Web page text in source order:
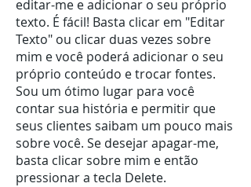
editar-me e adicionar o seu próprio
texto. É fácil! Basta clicar em "Editar
Texto" ou clicar duas vezes sobre
mim e você poderá adicionar o seu
próprio conteúdo e trocar fontes.
Sou um ótimo lugar para você
contar sua história e permitir que
seus clientes saibam um pouco mais
sobre você. Se desejar apagar-me,
basta clicar sobre mim e então
pressionar a tecla Delete.